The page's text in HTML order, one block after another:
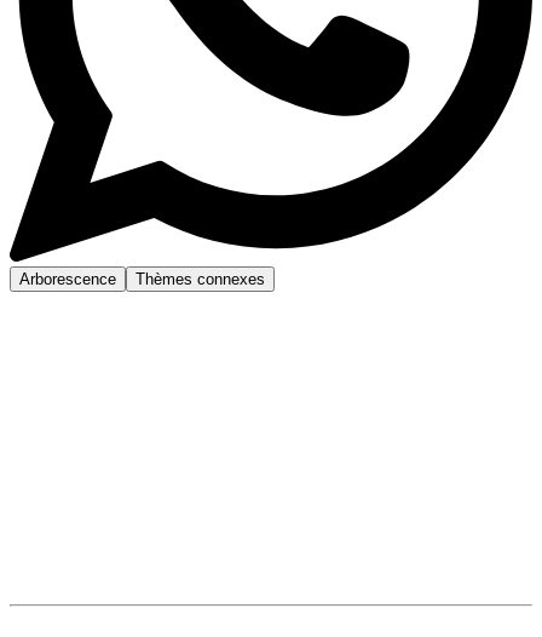
Arborescence Thèmes connexes